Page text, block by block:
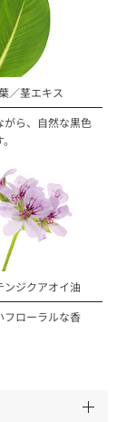
／茎エキス
がら、自然な黒色
ンジクアオイ油
フローラルな香